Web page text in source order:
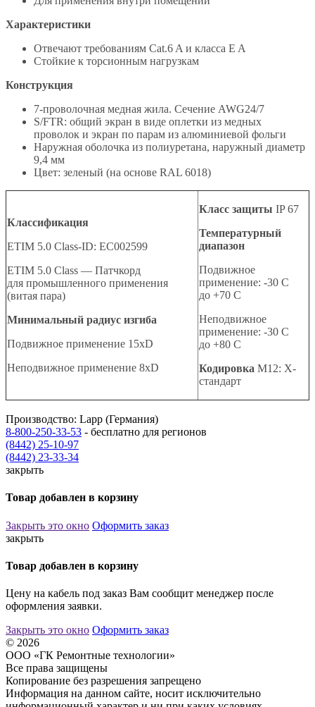
Характеристики
Отвечают требованиям Cat.6 A и класса E A
Стойкие к торсионным нагрузкам
Конструкция
7-проволочная медная жила. Сечение AWG24/7
S/FTR: общий экран в виде оплетки из медных
проволок и экран по парам из алюминиевой фольги
Наружная оболочка из полиуретана, наружный диаметр
9,4 мм
Цвет: зеленый (на основе RAL 6018)
Классификация
ETIM 5.0 Class-ID: EC002599
ETIM 5.0 Class — Патчкорд
для промышленного применения
(витая пара)
Минимальный радиус изгиба
Подвижное применение 15хD
Неподвижное применение 8хD
Класс защиты IP 67
Температурный
диапазон
Подвижное
применение: -30 C
до +70 C
Неподвижное
применение: -30 C
до +80 C
Кодировка M12: X-
стандарт
Производство: Lapp (Германия)
8-800-250-33-53 - бесплатно для регионов
(8442) 25-10-97
(8442) 23-33-34
закрыть
Товар добавлен в корзину
Закрыть это окно Оформить заказ
закрыть
Товар добавлен в корзину
Цену на кабель под заказ Вам сообщит менеджер после
оформления заявки.
Закрыть это окно Оформить заказ
© 2026
ООО «ГК Ремонтные технологии»
Все права защищены
Копирование без разрешения запрещено
Информация на данном сайте, носит исключительно